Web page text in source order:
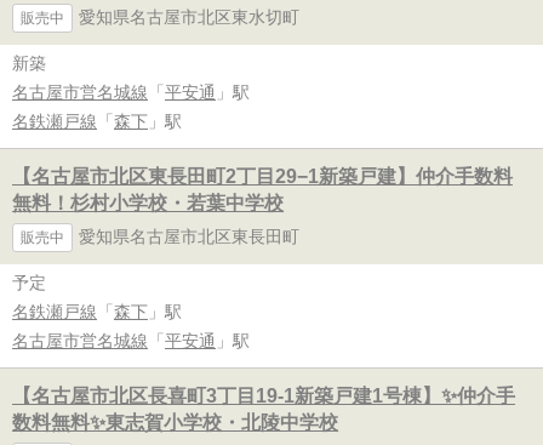
販売中 愛知県名古屋市北区東水切町
新築
名古屋市営名城線 「 平安通 」駅
名鉄瀬戸線 「 森下 」駅
【名古屋市北区東長田町2丁目29−1新築戸建】仲介手数料
無料！杉村小学校・若葉中学校
販売中 愛知県名古屋市北区東長田町
予定
名鉄瀬戸線 「 森下 」駅
名古屋市営名城線 「 平安通 」駅
【名古屋市北区長喜町3丁目19-1新築戸建1号棟】✨️仲介手
数料無料✨️東志賀小学校・北陵中学校